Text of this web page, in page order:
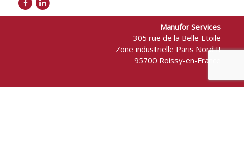
Manufor Services
305 rue de la Belle Etoile
Zone industrielle Paris Nord II
95700 Roissy-en-France